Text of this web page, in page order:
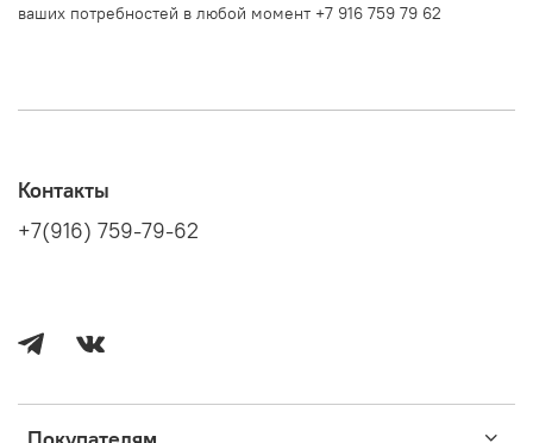
ваших потребностей в любой момент +7 916 759 79 62
Контакты
+7(916) 759-79-62